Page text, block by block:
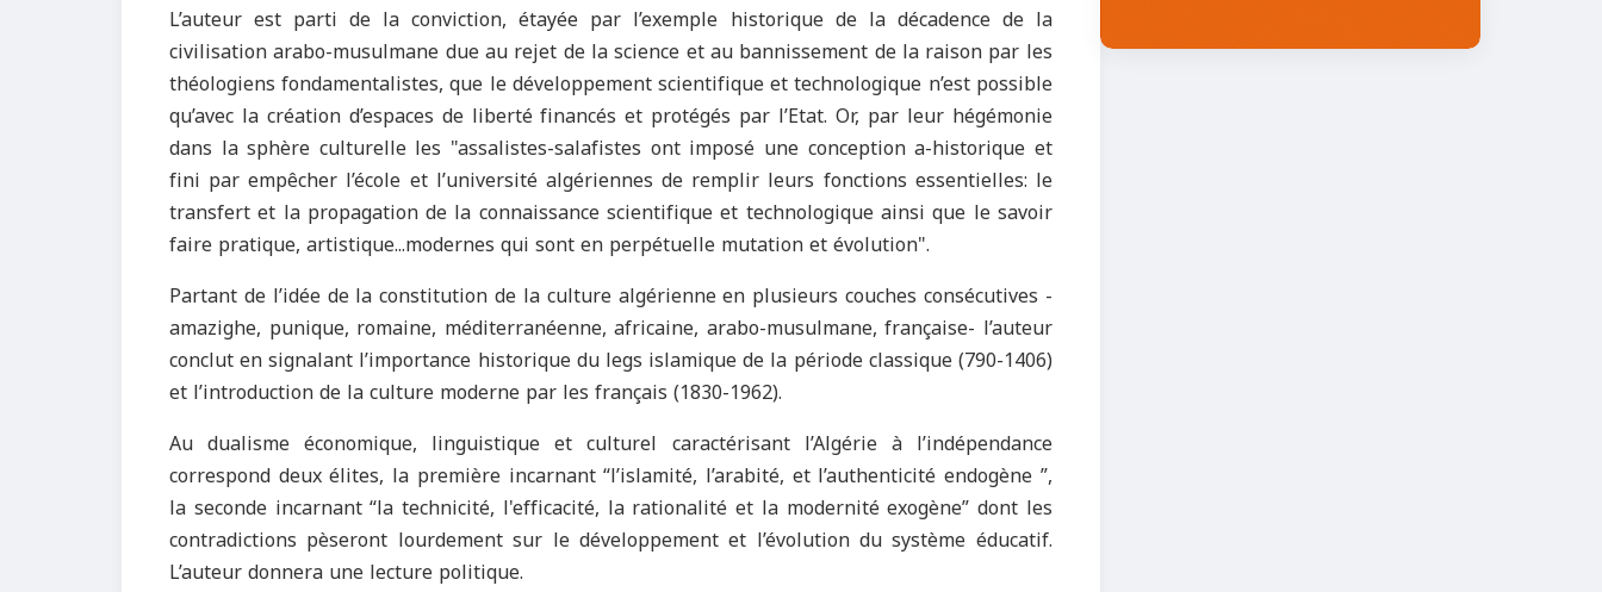
L’auteur est parti de la conviction, étayée par l’exemple historique de la décadence de la
civilisation arabo-musulmane due au rejet de la science et au bannissement de la raison par les
théologiens fondamentalistes, que le développement scientifique et technologique n’est possible
qu’avec la création d’espaces de liberté financés et protégés par l’Etat. Or, par leur hégémonie
dans la sphère culturelle les "assalistes-salafistes ont imposé une conception a-historique et
fini par empêcher l’école et l’université algériennes de remplir leurs fonctions essentielles: le
transfert et la propagation de la connaissance scientifique et technologique ainsi que le savoir
faire pratique, artistique...modernes qui sont en perpétuelle mutation et évolution".
Partant de l’idée de la constitution de la culture algérienne en plusieurs couches consécutives -
amazighe, punique, romaine, méditerranéenne, africaine, arabo-musulmane, française- l’auteur
conclut en signalant l’importance historique du legs islamique de la période classique (790-1406)
et l’introduction de la culture moderne par les français (1830-1962).
Au dualisme économique, linguistique et culturel caractérisant l’Algérie à l’indépendance
correspond deux élites, la première incarnant “l’islamité, l’arabité, et l’authenticité endogène ”,
la seconde incarnant “la technicité, l'efficacité, la rationalité et la modernité exogène” dont les
contradictions pèseront lourdement sur le développement et l’évolution du système éducatif.
L’auteur donnera une lecture politique.